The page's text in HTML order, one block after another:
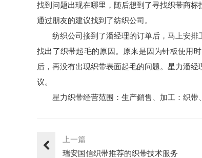
找到问题出现在哪里，随后想到了寻找织带商
通过朋友的建议找到了纺织公司。
纺织公司接到了潘经理的订单后，马上安
找出了织带起毛的原因。原来是因为针板使用
后，再没有出现织带表面起毛的问题。星力潘
议。
星力织带经营范围：生产銷售、加工：织带
上一篇
瑞安国信织带推荐的织带技术服务